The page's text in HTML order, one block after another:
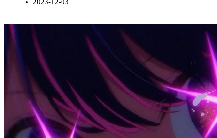
2023-12-03